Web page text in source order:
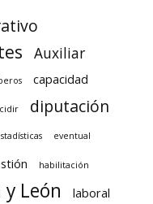
Auxiliar
capacidad
diputación
eventual
habilitación
León laboral